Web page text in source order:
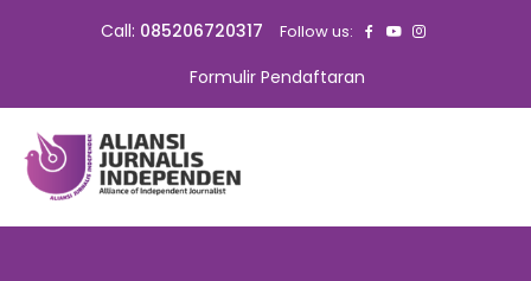
Call: 085206720317 Follow us:
Formulir Pendaftaran